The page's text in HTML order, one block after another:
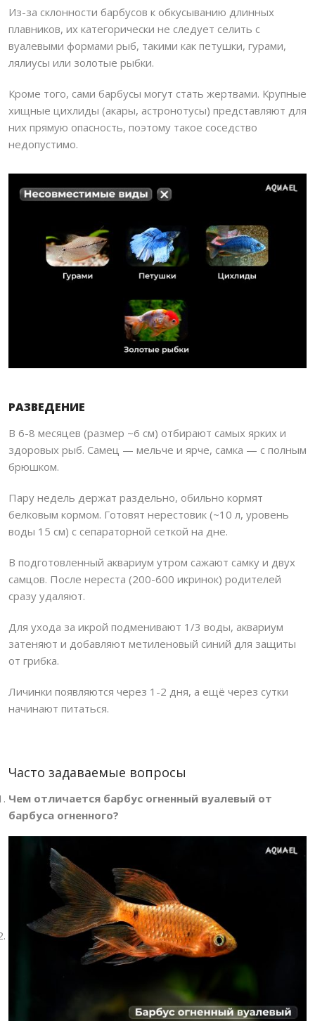
Из-за склонности барбусов к обкусыванию длинных
плавников, их категорически не следует селить с
вуалевыми формами рыб, такими как петушки, гурами,
лялиусы или золотые рыбки.
Кроме того, сами барбусы могут стать жертвами. Крупные
хищные цихлиды (акары, астронотусы) представляют для
них прямую опасность, поэтому такое соседство
недопустимо.
РАЗВЕДЕНИЕ
В 6-8 месяцев (размер ~6 см) отбирают самых ярких и
здоровых рыб. Самец — мельче и ярче, самка — с полным
брюшком.
Пару недель держат раздельно, обильно кормят
белковым кормом. Готовят нерестовик (~10 л, уровень
воды 15 см) с сепараторной сеткой на дне.
В подготовленный аквариум утром сажают самку и двух
самцов. После нереста (200-600 икринок) родителей
сразу удаляют.
Для ухода за икрой подменивают 1/3 воды, аквариум
затеняют и добавляют метиленовый синий для защиты
от грибка.
Личинки появляются через 1-2 дня, а ещё через сутки
начинают питаться.
Часто задаваемые вопросы
Чем отличается барбус огненный вуалевый от
барбуса огненного?